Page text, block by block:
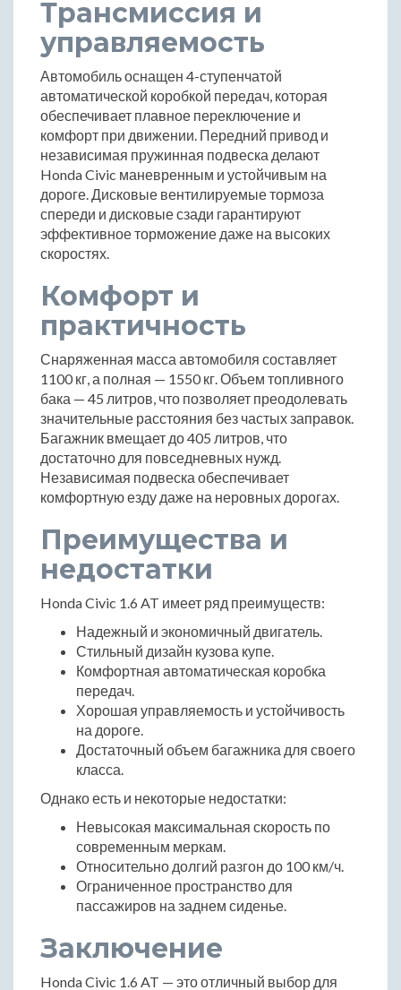
Трансмиссия и
управляемость
Автомобиль оснащен 4-ступенчатой
автоматической коробкой передач, которая
обеспечивает плавное переключение и
комфорт при движении. Передний привод и
независимая пружинная подвеска делают
Honda Civic маневренным и устойчивым на
дороге. Дисковые вентилируемые тормоза
спереди и дисковые сзади гарантируют
эффективное торможение даже на высоких
скоростях.
Комфорт и
практичность
Снаряженная масса автомобиля составляет
1100 кг, а полная — 1550 кг. Объем топливного
бака — 45 литров, что позволяет преодолевать
значительные расстояния без частых заправок.
Багажник вмещает до 405 литров, что
достаточно для повседневных нужд.
Независимая подвеска обеспечивает
комфортную езду даже на неровных дорогах.
Преимущества и
недостатки
Honda Civic 1.6 AT имеет ряд преимуществ:
Надежный и экономичный двигатель.
Стильный дизайн кузова купе.
Комфортная автоматическая коробка
передач.
Хорошая управляемость и устойчивость
на дороге.
Достаточный объем багажника для своего
класса.
Однако есть и некоторые недостатки:
Невысокая максимальная скорость по
современным меркам.
Относительно долгий разгон до 100 км/ч.
Ограниченное пространство для
пассажиров на заднем сиденье.
Заключение
Honda Civic 1.6 AT — это отличный выбор для